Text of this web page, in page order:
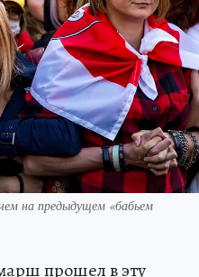
на предыдущем «бабьем
прошел в эту